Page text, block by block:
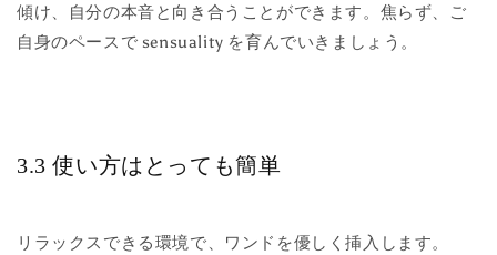
傾け、自分の本音と向き合うことができます。焦らず、ご
自身のペースで sensuality を育んでいきましょう。
3.3 使い方はとっても簡単
リラックスできる環境で、ワンドを優しく挿入します。